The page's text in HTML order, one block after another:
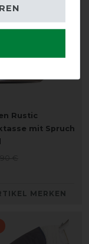
Rustic
mit Spruch
MERKEN